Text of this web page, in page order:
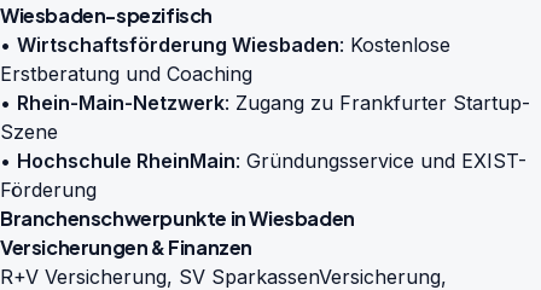
Wiesbaden-spezifisch
• Wirtschaftsförderung Wiesbaden: Kostenlose
Erstberatung und Coaching
• Rhein-Main-Netzwerk: Zugang zu Frankfurter Startup-
Szene
• Hochschule RheinMain: Gründungsservice und EXIST-
Förderung
Branchenschwerpunkte in Wiesbaden
Versicherungen & Finanzen
R+V Versicherung, SV SparkassenVersicherung,